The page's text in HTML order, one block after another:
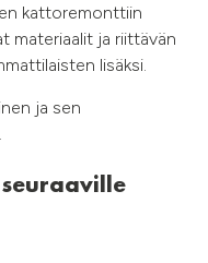
kattoremonttiin
materiaalit ja riittävän
lisäksi.
ja sen